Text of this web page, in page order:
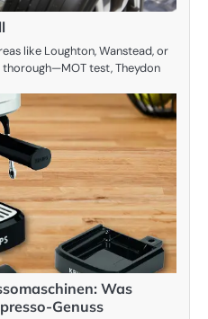
like Loughton, Wanstead, or
test, Theydon
Was
Genuss